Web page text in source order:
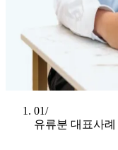
01/
유류분 대표사례